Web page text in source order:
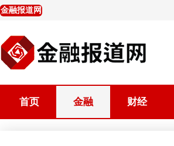
金融报道网
首页 金融 财经